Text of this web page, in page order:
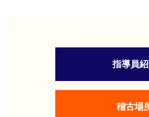
指導員
稽古場